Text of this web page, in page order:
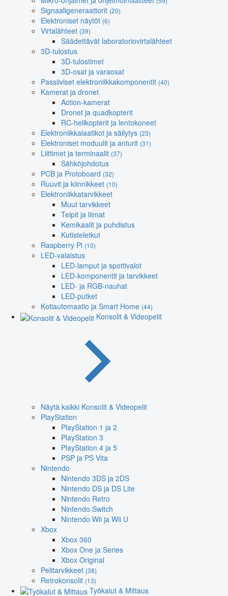
Signaaligeneraattorit (20)
Elektroniset näytöt (6)
Virtalähteet (39)
Säädettävät laboratoriovirtalähteet
3D-tulostus
3D-tulostimet
3D-osat ja varaosat
Passiiviset elektroniikkakomponentit (40)
Kamerat ja dronet
Action-kamerat
Dronet ja quadkopterit
RC-helikopterit ja lentokoneet
Elektroniikkalaatikot ja säilytys (23)
Elektroniset moduulit ja anturit (31)
Liittimet ja terminaalit (37)
Sähköjohdotus
PCB ja Protoboard (32)
Ruuvit ja kiinnikkeet (10)
Elektroniikkatarvikkeet
Muut tarvikkeet
Teipit ja liimat
Kemikaalit ja puhdistus
Kutisteletkut
Raspberry Pi (10)
LED-valaistus
LED-lamput ja spottivalot
LED-komponentit ja tarvikkeet
LED- ja RGB-nauhat
LED-putket
Kotiautomaatio ja Smart Home (44)
Konsolit & Videopelit
Näytä kaikki Konsolit & Videopelit
PlayStation
PlayStation 1 ja 2
PlayStation 3
PlayStation 4 ja 5
PSP ja PS Vita
Nintendo
Nintendo 3DS ja 2DS
Nintendo DS ja DS Lite
Nintendo Retro
Nintendo Switch
Nintendo Wii ja Wii U
Xbox
Xbox 360
Xbox One ja Series
Xbox Original
Pelitarvikkeet (38)
Retrokonsolit (13)
Työkalut & Mittaus